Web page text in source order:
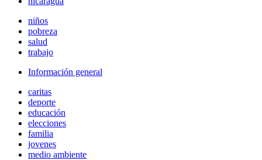
niños
pobreza
salud
trabajo
Información general
caritas
deporte
educación
elecciones
familia
jovenes
medio ambiente